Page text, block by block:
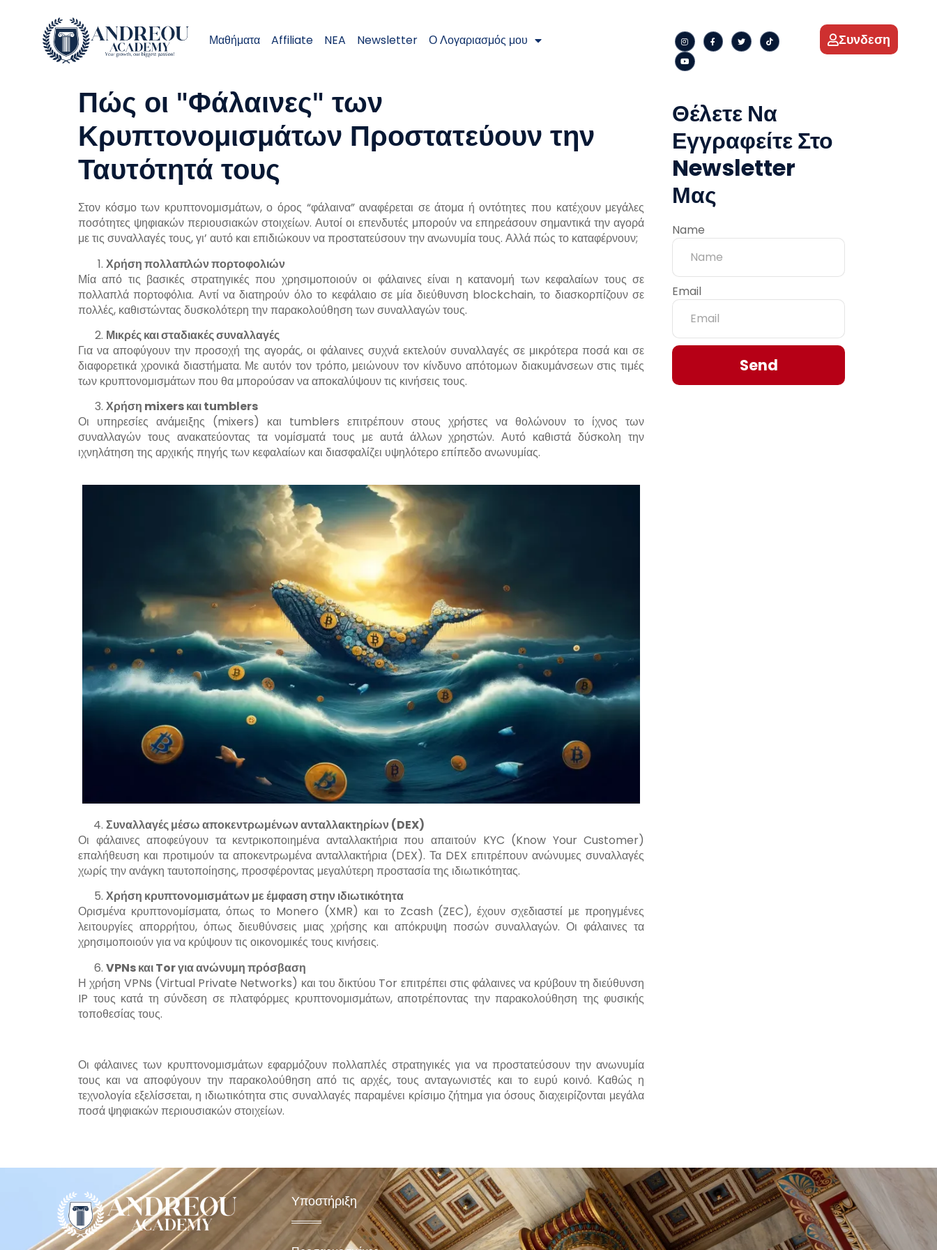
Μαθήματα Affiliate NEA Newsletter Ο Λογαριασμός μου Συνδεση
Πώς οι "Φάλαινες" των
Κρυπτονομισμάτων Προστατεύουν την
Ταυτότητά τους
Στον κόσμο των κρυπτονομισμάτων, ο όρος “φάλαινα” αναφέρεται σε άτομα ή οντότητες που κατέχουν μεγάλες
ποσότητες ψηφιακών περιουσιακών στοιχείων. Αυτοί οι επενδυτές μπορούν να επηρεάσουν σημαντικά την αγορά
με τις συναλλαγές τους, γι’ αυτό και επιδιώκουν να προστατεύσουν την ανωνυμία τους. Αλλά πώς το καταφέρνουν;
Χρήση πολλαπλών πορτοφολιών
Μία από τις βασικές στρατηγικές που χρησιμοποιούν οι φάλαινες είναι η κατανομή των κεφαλαίων τους σε
πολλαπλά πορτοφόλια. Αντί να διατηρούν όλο το κεφάλαιο σε μία διεύθυνση blockchain, το διασκορπίζουν σε
πολλές, καθιστώντας δυσκολότερη την παρακολούθηση των συναλλαγών τους.
Μικρές και σταδιακές συναλλαγές
Για να αποφύγουν την προσοχή της αγοράς, οι φάλαινες συχνά εκτελούν συναλλαγές σε μικρότερα ποσά και σε
διαφορετικά χρονικά διαστήματα. Με αυτόν τον τρόπο, μειώνουν τον κίνδυνο απότομων διακυμάνσεων στις τιμές
των κρυπτονομισμάτων που θα μπορούσαν να αποκαλύψουν τις κινήσεις τους.
Χρήση mixersκαιtumblers
Οι υπηρεσίες ανάμειξης (mixers) και tumblers επιτρέπουν στους χρήστες να θολώνουν το ίχνος των
συναλλαγών τους ανακατεύοντας τα νομίσματά τους με αυτά άλλων χρηστών. Αυτό καθιστά δύσκολη την
ιχνηλάτηση της αρχικής πηγής των κεφαλαίων και διασφαλίζει υψηλότερο επίπεδο ανωνυμίας.
Συναλλαγές μέσω αποκεντρωμένων ανταλλακτηρίων (DEX)
Οι φάλαινες αποφεύγουν τα κεντρικοποιημένα ανταλλακτήρια που απαιτούν KYC (Know Your Customer)
επαλήθευση και προτιμούν τα αποκεντρωμένα ανταλλακτήρια (DEX). Τα DEX επιτρέπουν ανώνυμες συναλλαγές
χωρίς την ανάγκη ταυτοποίησης, προσφέροντας μεγαλύτερη προστασία της ιδιωτικότητας.
Χρήση κρυπτονομισμάτων με έμφαση στην ιδιωτικότητα
Ορισμένα κρυπτονομίσματα, όπως το Monero (XMR) και το Zcash (ZEC), έχουν σχεδιαστεί με προηγμένες
λειτουργίες απορρήτου, όπως διευθύνσεις μιας χρήσης και απόκρυψη ποσών συναλλαγών. Οι φάλαινες τα
χρησιμοποιούν για να κρύψουν τις οικονομικές τους κινήσεις.
VPNsκαιTorγια ανώνυμη πρόσβαση
Η χρήση VPNs (Virtual Private Networks) και του δικτύου Tor επιτρέπει στις φάλαινες να κρύβουν τη διεύθυνση
IP τους κατά τη σύνδεση σε πλατφόρμες κρυπτονομισμάτων, αποτρέποντας την παρακολούθηση της φυσικής
τοποθεσίας τους.
Οι φάλαινες των κρυπτονομισμάτων εφαρμόζουν πολλαπλές στρατηγικές για να προστατεύσουν την ανωνυμία
τους και να αποφύγουν την παρακολούθηση από τις αρχές, τους ανταγωνιστές και το ευρύ κοινό. Καθώς η
τεχνολογία εξελίσσεται, η ιδιωτικότητα στις συναλλαγές παραμένει κρίσιμο ζήτημα για όσους διαχειρίζονται μεγάλα
ποσά ψηφιακών περιουσιακών στοιχείων.
Θέλετε Να
Εγγραφείτε Στο
Newsletter
Μας
Name
Email
Send
Υποστήριξη